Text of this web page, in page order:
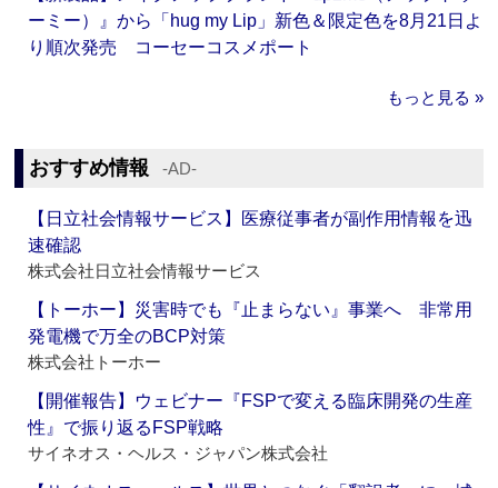
ーミー）』から「hug my Lip」新色＆限定色を8月21日よ
り順次発売 コーセーコスメポート
もっと見る »
おすすめ情報 ‐AD‐
【日立社会情報サービス】医療従事者が副作用情報を迅
速確認
株式会社日立社会情報サービス
【トーホー】災害時でも『止まらない』事業へ 非常用
発電機で万全のBCP対策
株式会社トーホー
【開催報告】ウェビナー『FSPで変える臨床開発の生産
性』で振り返るFSP戦略
サイネオス・ヘルス・ジャパン株式会社